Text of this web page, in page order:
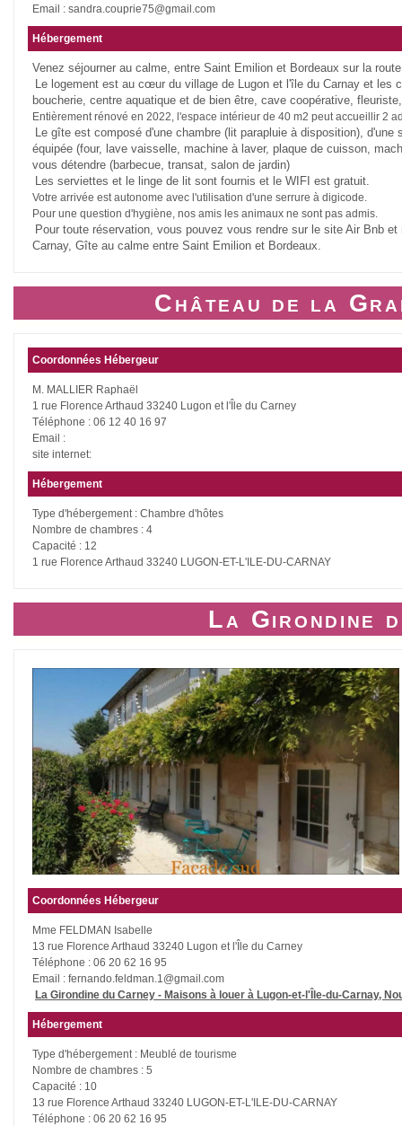
Email : sandra.couprie75@gmail.com
Hébergement
Venez séjourner au calme, entre Saint Emilion et Bordeaux sur la
Le logement est au cœur du village de Lugon et l'île du Carnay et les
boucherie, centre aquatique et de bien être, cave coopérative,
Entièrement rénové en 2022, l'espace intérieur de 40 m2 peut accueillir 2
Le gîte est composé d'une chambre (lit parapluie à disposition),
équipée (four, lave vaisselle, machine à laver, plaque de cuisson,
vous détendre (barbecue, transat, salon de jardin)
Les serviettes et le linge de lit sont fournis et le WIFI est gratuit.
Votre arrivée est autonome avec l'utilisation d'une serrure à digicode.
Pour une question d'hygiène, nos amis les animaux ne sont pas admis.
Pour toute réservation, vous pouvez vous rendre sur le site Air Bnb
Carnay, Gîte au calme entre Saint Emilion et Bordeaux.
Château de la
Coordonnées Hébergeur
M. MALLIER Raphaël
1 rue Florence Arthaud 33240 Lugon et l'Île du Carney
Téléphone : 06 12 40 16 97
Email :
site internet:
Hébergement
Type d'hébergement : Chambre d'hôtes
Nombre de chambres : 4
Capacité : 12
1 rue Florence Arthaud 33240 LUGON-ET-L'ILE-DU-CARNAY
La Girondine
Coordonnées Hébergeur
Mme FELDMAN Isabelle
13 rue Florence Arthaud 33240 Lugon et l'Île du Carney
Téléphone : 06 20 62 16 95
Email : fernando.feldman.1@gmail.com
La Girondine du Carney - Maisons à louer à Lugon-et-l'Île-du-Carnay,
Hébergement
Type d'hébergement : Meublé de tourisme
Nombre de chambres : 5
Capacité : 10
13 rue Florence Arthaud 33240 LUGON-ET-L'ILE-DU-CARNAY
Téléphone : 06 20 62 16 95